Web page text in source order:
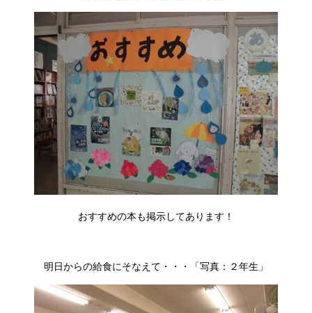
おすすめの本も掲示してあります！
明日からの給食にそなえて・・・「写真：２年生」